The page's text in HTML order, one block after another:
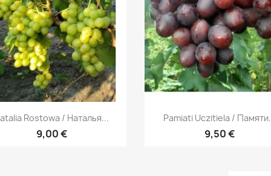
Rychlý náhled
Rostowa / Наталья...
9,00 €
Rychlý náhled
Pamiati Uczitiela /
9,50 €